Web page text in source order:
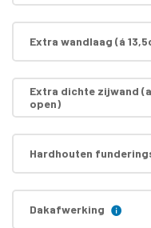
Extra wandlaag (á
Extra dichte zijwand
open)
Hardhouten
Dakafwerking